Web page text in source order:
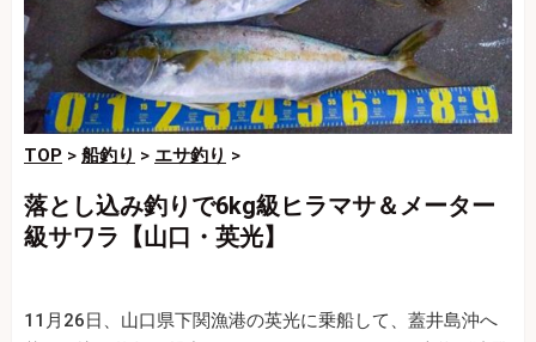
TOP > 船釣り > エサ釣り >
落とし込み釣りで6kg級ヒラマサ＆メーター
級サワラ【山口・英光】
11月26日、山口県下関漁港の英光に乗船して、蓋井島沖へ